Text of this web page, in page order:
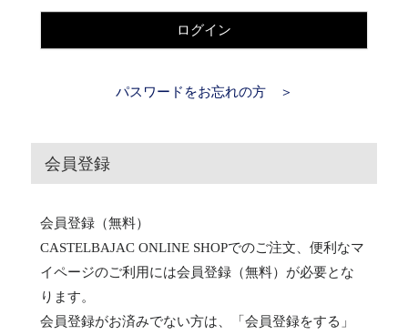
ログイン
パスワードをお忘れの方 ＞
会員登録
会員登録（無料）
CASTELBAJAC ONLINE SHOPでのご注文、便利なマ
イページのご利用には会員登録（無料）が必要とな
ります。
会員登録がお済みでない方は、「会員登録をする」